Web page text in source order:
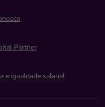
Partner
e igualdade salarial